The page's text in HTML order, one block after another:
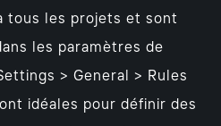
tous les projets et sont
les paramètres de
> General > Rules
idéales pour définir des